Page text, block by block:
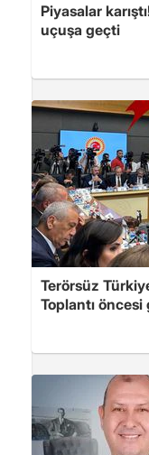
Piyasalar
uçuşa geçti
Terörsüz
Toplantı öncesi